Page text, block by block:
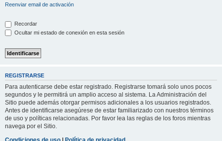
Reenviar email de activación
Recordar
Ocultar mi estado de conexión en esta sesión
REGISTRARSE
Para autenticarse debe estar registrado. Registrarse tomará solo unos pocos
segundos y le permitirá un amplio acceso al sistema. La Administración del
Sitio puede además otorgar permisos adicionales a los usuarios registrados.
Antes de identificarse asegúrese de estar familiarizado con nuestros términos
de uso y políticas relacionadas. Por favor lea las reglas de los foros mientras
navega por el Sitio.